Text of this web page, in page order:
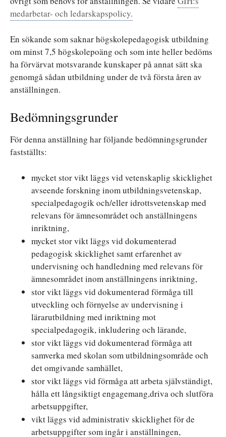
medarbetar- och ledarskapspolicy.
En sökande som saknar högskolepedagogisk utbildning
om minst 7,5 högskolepoäng och som inte heller bedöms
ha förvärvat motsvarande kunskaper på annat sätt ska
genomgå sådan utbildning under de två första åren av
anställningen.
Bedömningsgrunder
För denna anställning har följande bedömningsgrunder
fastställts:
mycket stor vikt läggs vid vetenskaplig skicklighet
avseende forskning inom utbildningsvetenskap,
specialpedagogik och/eller idrottsvetenskap med
relevans för ämnesområdet och anställningens
inriktning,
mycket stor vikt läggs vid dokumenterad
pedagogisk skicklighet samt erfarenhet av
undervisning och handledning med relevans för
ämnesområdet inom anställningens inriktning,
stor vikt läggs vid dokumenterad förmåga till
utveckling och förnyelse av undervisning i
lärarutbildning med inriktning mot
specialpedagogik, inkludering och lärande,
stor vikt läggs vid dokumenterad förmåga att
samverka med skolan som utbildningsområde och
det omgivande samhället,
stor vikt läggs vid förmåga att arbeta självständigt,
hålla ett långsiktigt engagemang,driva och slutföra
arbetsuppgifter,
vikt läggs vid administrativ skicklighet för de
arbetsuppgifter som ingår i anställningen,